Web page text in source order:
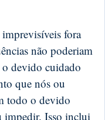
fora
não poderiam
o devido cuidado
que nós ou
todo o devido
impedir. Isso inclui